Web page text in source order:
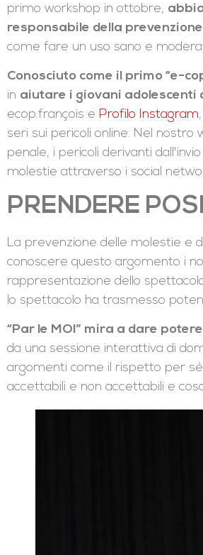
primo workshop in ottobre,
responsabile della
come fare un uso sano e
Conosciuto come il primo “e-
in aiutare i giovani adolescenti
ecop.françois e Profilo Instagram
seri sui pericoli online. Nel
penale, i pericoli derivanti
molestie attraverso i social
PRENDERE
La prevenzione delle molestie e
conoscere questo argomento i
rappresentazione dello
lo spettacolo ha trasmesso
“Par le MOI” mira a dare
da una sessione interattiva di
argomenti come il rispetto per
accettabili e non accettabili e